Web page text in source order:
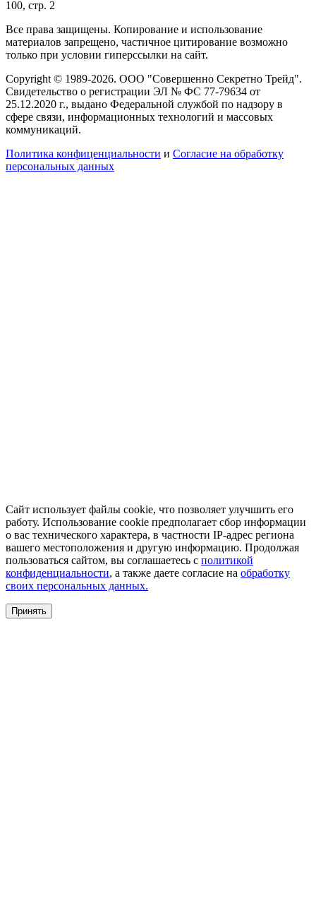
100, стр. 2
Все права защищены. Копирование и использование
материалов запрещено, частичное цитирование возможно
только при условии гиперссылки на сайт.
Copyright © 1989-2026. ООО "Совершенно Секретно Трейд".
Свидетельство о регистрации ЭЛ № ФС 77-79634 от
25.12.2020 г., выдано Федеральной службой по надзору в
сфере связи, информационных технологий и массовых
коммуникаций.
Политика конфиценциальности и Согласие на обработку
персональных данных
Сайт использует файлы cookie, что позволяет улучшить его
работу. Использование cookie предполагает сбор информации
о вас технического характера, в частности IP-адрес региона
вашего местоположения и другую информацию. Продолжая
пользоваться сайтом, вы соглашаетесь с политикой
конфиденциальности, а также даете согласие на обработку
своих персональных данных.
Принять